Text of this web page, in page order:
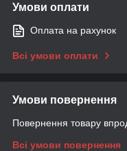
Умови оплати
Оплата на рахунок
Всі умови оплати
Умови повернення
Повернення товару
Всі умови повернення